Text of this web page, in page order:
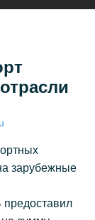
зарубежные
предоставил